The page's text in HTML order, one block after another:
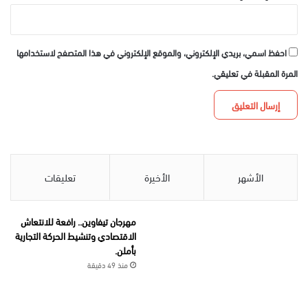
احفظ اسمي، بريدي الإلكتروني، والموقع الإلكتروني في هذا المتصفح لاستخدامها
المرة المقبلة في تعليقي.
الأشهر الأخيرة تعليقات
مهرجان تيفاوين.. رافعة للانتعاش
الاقتصادي وتنشيط الحركة التجارية
بأملن.
منذ 49 دقيقة